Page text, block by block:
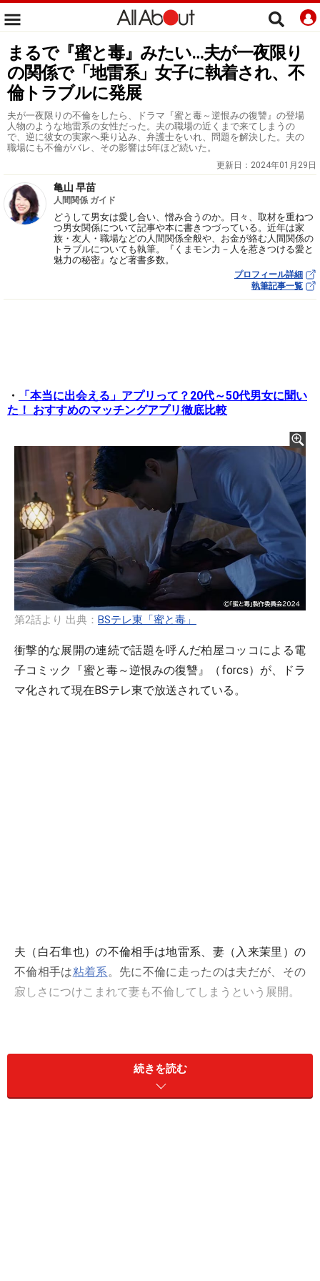
まるで『蜜と毒』みたい…夫が一夜限り
の関係で「地雷系」女子に執着され、不
倫トラブルに発展
夫が一夜限りの不倫をしたら、ドラマ『蜜と毒～逆恨みの復讐』の登場
人物のような地雷系の女性だった。夫の職場の近くまで来てしまうの
で、逆に彼女の実家へ乗り込み、弁護士をいれ、問題を解決した。夫の
職場にも不倫がバレ、その影響は5年ほど続いた。
更新日： 2024年01月29日
亀山 早苗
人間関係 ガイド
どうして男女は愛し合い、憎み合うのか。日々、取材を重ねつ
つ男女関係について記事や本に書きつづっている。近年は家
族・友人・職場などの人間関係全般や、お金が絡む人間関係の
トラブルについても執筆。『くまモン力－人を惹きつける愛と
魅力の秘密』など著書多数。
プロフィール詳細
執筆記事一覧
・
「本当に出会える」アプリって？20代～50代男女に聞い
た！ おすすめのマッチングアプリ徹底比較
第2話より 出典： BSテレ東「蜜と毒」
衝撃的な展開の連続で話題を呼んだ柏屋コッコによる電
子コミック『蜜と毒～逆恨みの復讐』（forcs）が、ドラ
マ化されて現在BSテレ東で放送されている。
夫（白石隼也）の不倫相手は地雷系、妻（入来茉里）の
不倫相手は粘着系。先に不倫に走ったのは夫だが、その
寂しさにつけこまれて妻も不倫してしまうという展開。
て関係をもってすぐ「僕のこと愛してる？」と聞く妻の
不倫相手。どちらも怖い。不倫は理性を失ったときに、
その関係自体が破綻していくのかもしれない。
続きを読む